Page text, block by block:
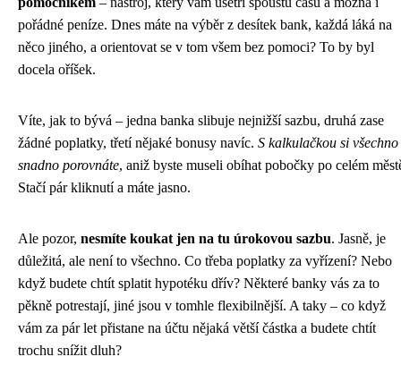
pořádné peníze. Dnes máte na výběr z desítek bank, každá láká na
něco jiného, a orientovat se v tom všem bez pomoci? To by byl
docela oříšek.
Víte, jak to bývá – jedna banka slibuje nejnižší sazbu, druhá zase
žádné poplatky, třetí nějaké bonusy navíc. S kalkulačkou si všechno
snadno porovnáte, aniž byste museli obíhat pobočky po celém
Stačí pár kliknutí a máte jasno.
Ale pozor, nesmíte koukat jen na tu úrokovou sazbu. Jasně, je
důležitá, ale není to všechno. Co třeba poplatky za vyřízení? Nebo
když budete chtít splatit hypotéku dřív? Některé banky vás za to
pěkně potrestají, jiné jsou v tomhle flexibilnější. A taky – co když
vám za pár let přistane na účtu nějaká větší částka a budete chtít
trochu snížit dluh?